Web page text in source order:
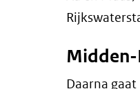
Midden-
Daarna